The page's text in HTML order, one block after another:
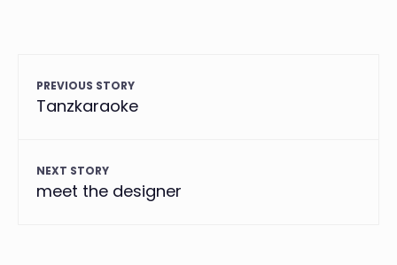
PREVIOUS STORY
Tanzkaraoke
NEXT STORY
meet the designer